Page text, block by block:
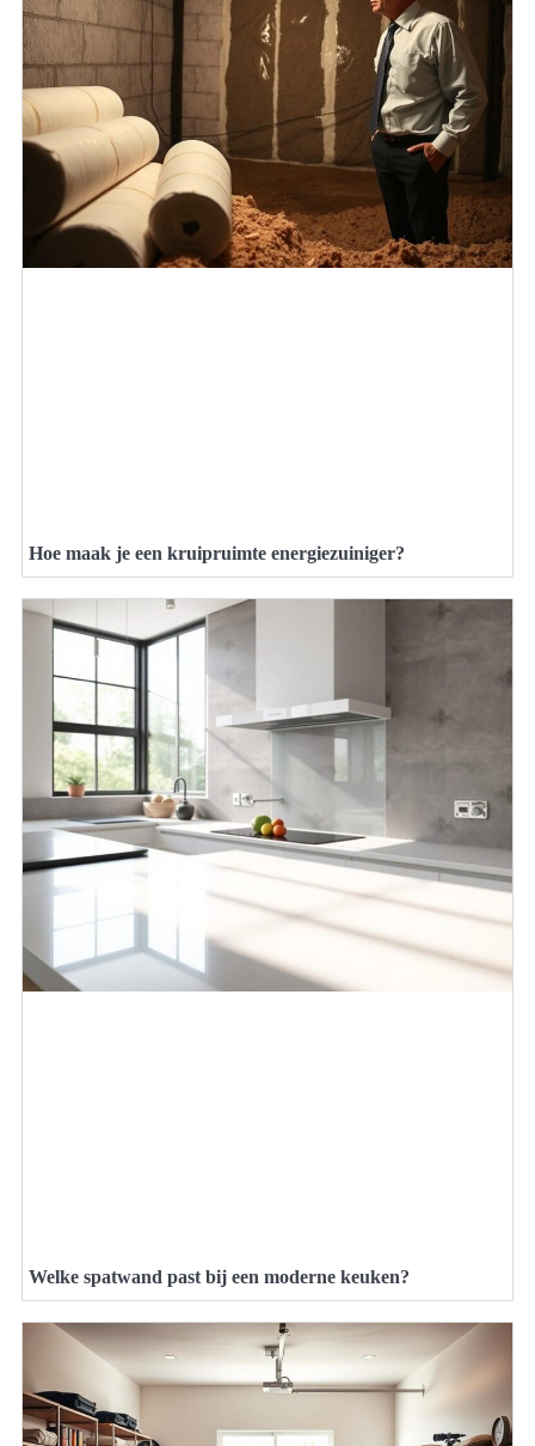
Hoe maak je een kruipruimte energiezuiniger?
Welke spatwand past bij een moderne keuken?